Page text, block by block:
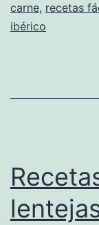
carne, recetas
ibérico